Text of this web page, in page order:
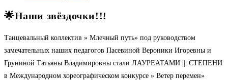
🌟Наши звёздочки!!!
Танцевальный коллектив » Млечный путь» под руководством
замечательных наших педагогов Пасевиной Вероники Игоревны и
Груниной Татьяны Владимировны стали ЛАУРЕАТАМИ ||| СТЕПЕНИ
в Международном хореографическом конкурсе » Ветер перемен»